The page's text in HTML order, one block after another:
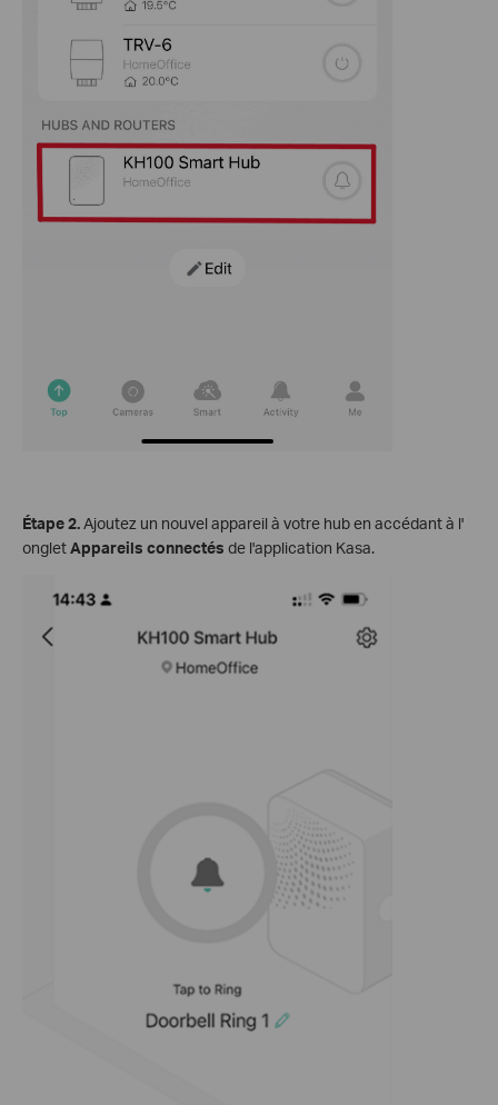
Étape 2.Ajoutez un nouvel appareil à votre hub en accédant à l'
ongletAppareils connectés de l'application Kasa.